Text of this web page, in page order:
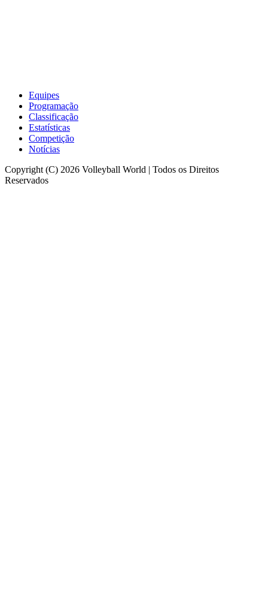
Equipes
Programação
Classificação
Estatísticas
Competição
Notícias
Copyright (C) 2026 Volleyball World | Todos os Direitos
Reservados